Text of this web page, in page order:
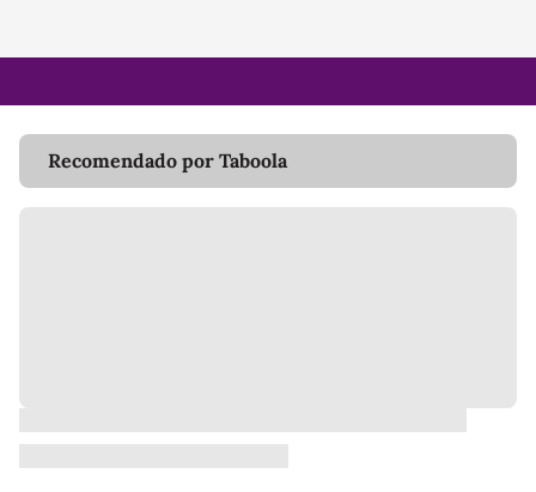
Recomendado por Taboola